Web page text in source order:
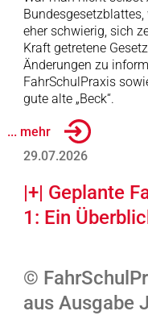
eher schwierig, sich
Kraft getretene
Änderungen zu
FahrSchulPraxis
gute alte „Beck“.
... mehr
29.07.2026
|+| Geplante
1: Ein
©
aus Ausgabe